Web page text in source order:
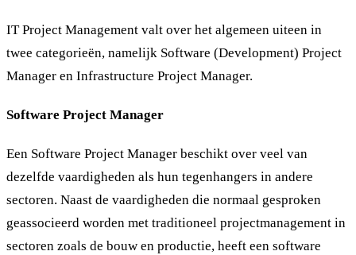
IT Project Management valt over het algemeen uiteen in
twee categorieën, namelijk Software (Development) Project
Manager en Infrastructure Project Manager.
Software Project Manager
Een Software Project Manager beschikt over veel van
dezelfde vaardigheden als hun tegenhangers in andere
sectoren. Naast de vaardigheden die normaal gesproken
geassocieerd worden met traditioneel projectmanagement in
sectoren zoals de bouw en productie, heeft een software